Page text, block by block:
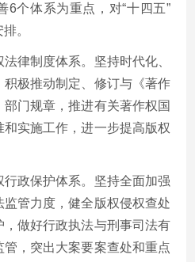
6个体系为重点，对“十四五”
。
律制度体系。坚持时代化、
极推动制定、修订与《著作
门规章，推进有关著作权国
实施工作，进一步提高版权
行政保护体系。坚持全面加强
管力度，健全版权侵权查处
做好行政执法与刑事司法有
，突出大案要案查处和重点